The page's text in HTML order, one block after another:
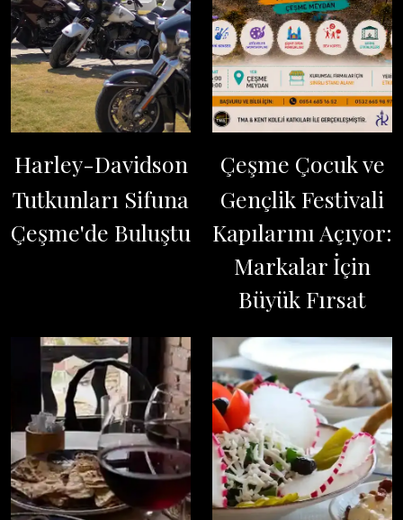
Harley-Davidson
Tutkunları Sifuna
Çeşme'de Buluştu
Çeşme Çocuk ve
Gençlik Festivali
Kapılarını Açıyor:
Markalar İçin
Büyük Fırsat